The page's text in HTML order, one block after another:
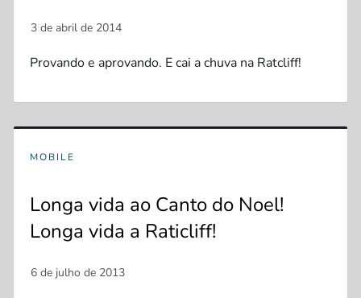
Provando e aprovando. E cai a chuva na Ratcliff!
MOBILE
Longa vida ao Canto do Noel!
Longa vida a Raticliff!